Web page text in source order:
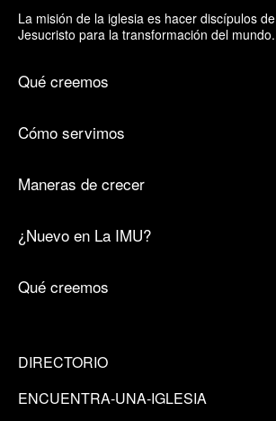
La misión de la iglesia es hacer discípulos de
Jesucristo para la transformación del mundo.
Qué creemos
Cómo servimos
Maneras de crecer
¿Nuevo en La IMU?
Qué creemos
DIRECTORIO
ENCUENTRA-UNA-IGLESIA